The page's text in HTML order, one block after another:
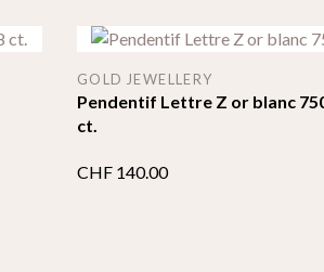
Pendentif Lettre Z or blanc
ct.
GOLD JEWELLERY
CHF 140.00